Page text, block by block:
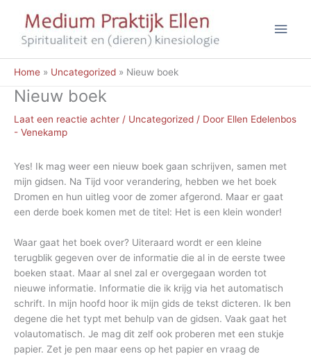
Home Uncategorized Nieuw boek
Nieuw boek
Laat een reactie achter / Uncategorized / Door Ellen Edelenbos
- Venekamp
Yes! Ik mag weer een nieuw boek gaan schrijven, samen met
mijn gidsen. Na Tijd voor verandering, hebben we het boek
Dromen en hun uitleg voor de zomer afgerond. Maar er gaat
een derde boek komen met de titel: Het is een klein wonder!
Waar gaat het boek over? Uiteraard wordt er een kleine
terugblik gegeven over de informatie die al in de eerste twee
boeken staat. Maar al snel zal er overgegaan worden tot
nieuwe informatie. Informatie die ik krijg via het automatisch
schrift. In mijn hoofd hoor ik mijn gids de tekst dicteren. Ik ben
degene die het typt met behulp van de gidsen. Vaak gaat het
volautomatisch. Je mag dit zelf ook proberen met een stukje
papier. Zet je pen maar eens op het papier en vraag de